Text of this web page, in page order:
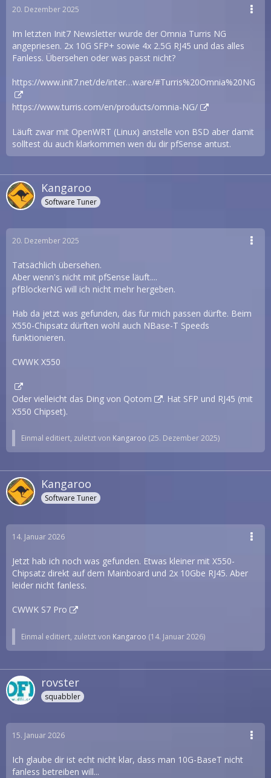
20. Dezember 2025
Im letzten Init7 Newsletter wurde der Omnia Turris NG
angepriesen. 2x 10G SFP+ sowie 4x 2.5G RJ45 und das alles
Fanless. Übersehen oder was passt nicht?
https://www.init7.net/de/inter…ware/#Turris%20Omnia%20NG
https://www.turris.com/en/products/omnia-NG/
Läuft zwar mit OpenWRT (Linux) anstelle von BSD aber damit
solltest du auch klarkommen wen du dir pfSense antust.
Kangaroo
Software Tuner
20. Dezember 2025
Tatsächlich übersehen.
Aber wenn's nicht mit pfSense läuft....
pfBlockerNG will ich nicht mehr hergeben.
Hab da jetzt was gefunden, das für mich passen dürfte. Beim
X550-Chipsatz dürften wohl auch NBase-T Speeds
funktionieren.
CWWK X550
Oder vielleicht das Ding von Qotom
. Hat SFP und RJ45 (mit
X550 Chipset).
Einmal editiert, zuletzt von Kangaroo (25. Dezember 2025)
Kangaroo
Software Tuner
14. Januar 2026
Jetzt hab ich noch was gefunden. Etwas kleiner mit X550-
Chipsatz direkt auf dem Mainboard und 2x 10Gbe RJ45. Aber
leider nicht fanless.
CWWK S7 Pro
Einmal editiert, zuletzt von Kangaroo (14. Januar 2026)
rovster
squabbler
15. Januar 2026
Ich glaube dir ist echt nicht klar, dass man 10G-BaseT nicht
fanless betreiben will...